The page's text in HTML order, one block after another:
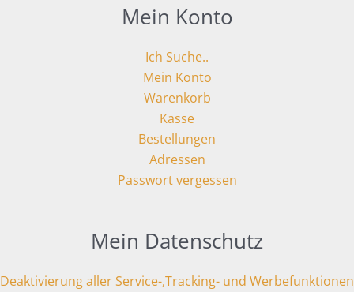
Mein Konto
Ich Suche..
Mein Konto
Warenkorb
Kasse
Bestellungen
Adressen
Passwort vergessen
Mein Datenschutz
Deaktivierung aller Service-,Tracking- und Werbefunktionen